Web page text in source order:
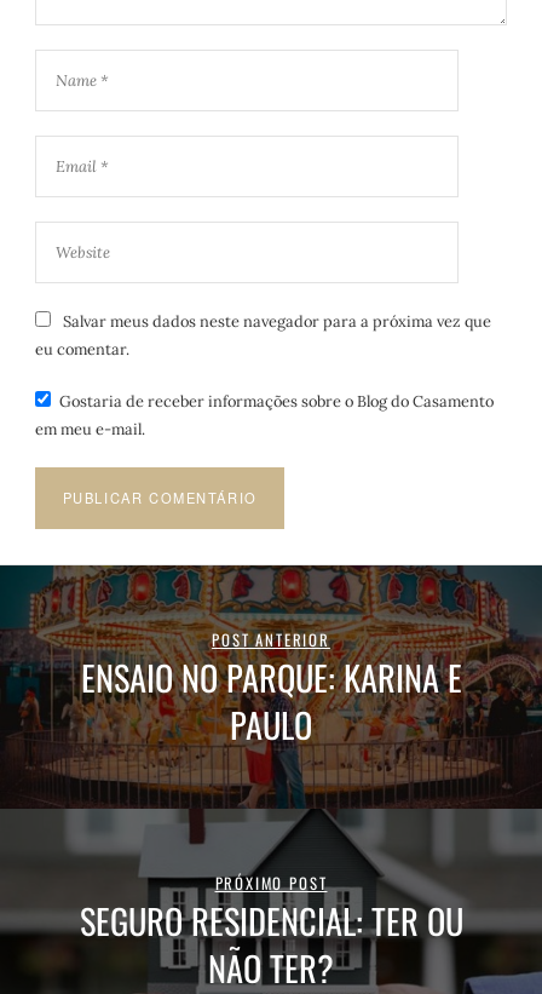
Salvar meus dados neste navegador para a próxima vez que
eu comentar.
Gostaria de receber informações sobre o Blog do Casamento
em meu e-mail.
POST ANTERIOR
ENSAIO NO PARQUE: KARINA E
PAULO
PRÓXIMO POST
SEGURO RESIDENCIAL: TER OU
NÃO TER?